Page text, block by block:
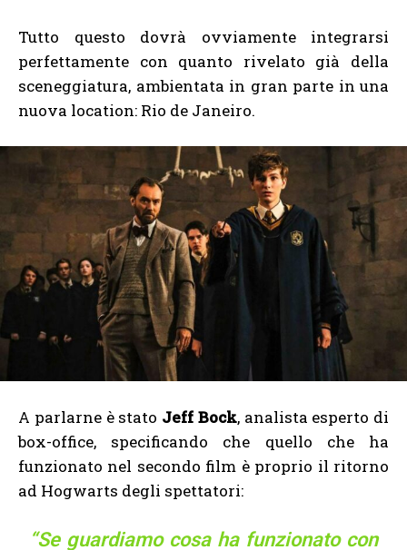
Tutto questo dovrà ovviamente integrarsi
perfettamente con quanto rivelato già della
sceneggiatura, ambientata in gran parte in una
nuova location: Rio de Janeiro.
A parlarne è stato Jeff Bock, analista esperto di
box-office, specificando che quello che ha
funzionato nel secondo film è proprio il ritorno
ad Hogwarts degli spettatori:
“Se guardiamo cosa ha funzionato con